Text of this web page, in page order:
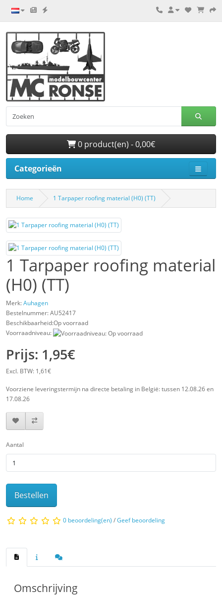
0 product(en) - 0,00€
Categorieën
Home 1 Tarpaper roofing material (H0) (TT)
1 Tarpaper roofing material
(H0) (TT)
Merk:Auhagen
Bestelnummer:AU52417
Beschikbaarheid:Op voorraad
Voorraadniveau:
Prijs: 1,95€
Excl. BTW: 1,61€
Voorziene leveringstermijn na directe betaling in België: tussen 12.08.26 en
17.08.26
Aantal
Bestellen
0 beoordeling(en) /Geef beoordeling
Omschrijving